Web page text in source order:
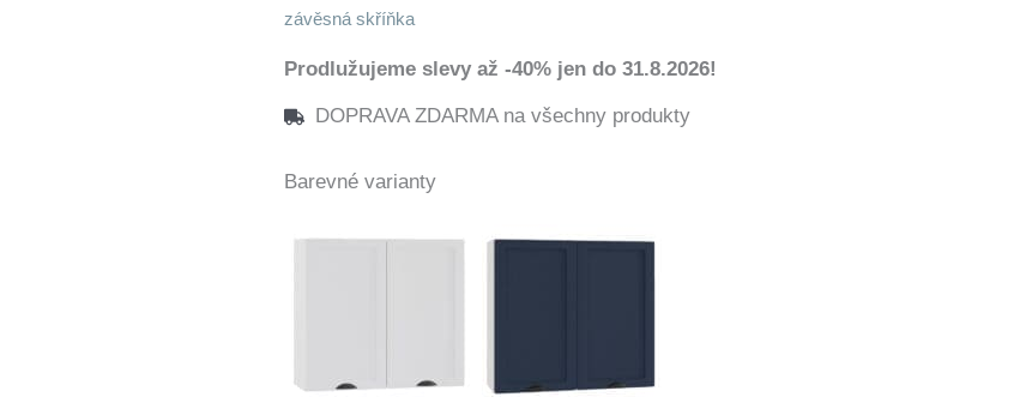
závěsná skříňka
Prodlužujeme slevy až -40% jen do 31.8.2026!
DOPRAVA ZDARMA na všechny produkty
Barevné varianty